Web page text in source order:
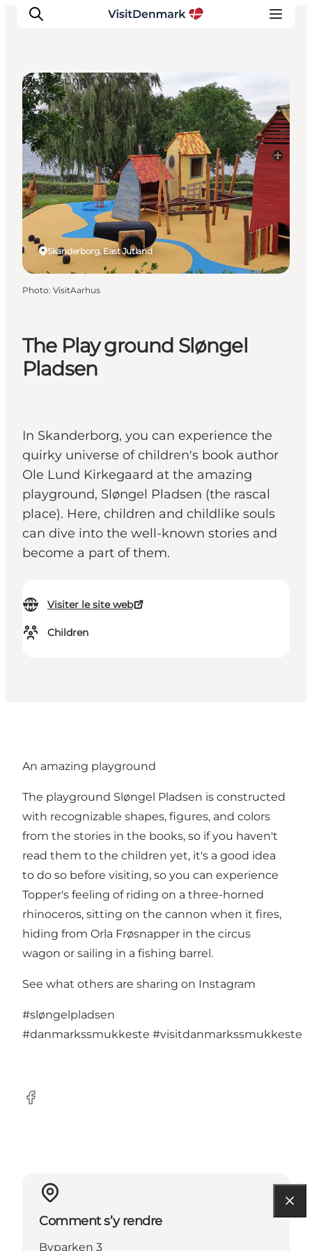
Inspirations
Destinations
Quoi faire
Hébergements
Planifiez votre voyage
The Play ground Sløngel
Pladsen
In Skanderborg, you can experience the
quirky universe of children's book author
Ole Lund Kirkegaard at the amazing
playground, Sløngel Pladsen (the rascal
place). Here, children and childlike souls
can dive into the well-known stories and
become a part of them.
Visiter le site web
Children
Skanderborg, East Jutland
Playgrounds
Photo: VisitAarhus
An amazing playground
The playground Sløngel Pladsen is constructed
with recognizable shapes, figures, and colors
from the stories in the books, so if you haven't
read them to the children yet, it's a good idea
to do so before visiting, so you can experience
Topper's feeling of riding on a three-horned
rhinoceros, sitting on the cannon when it fires,
hiding from Orla Frøsnapper in the circus
wagon or sailing in a fishing barrel.
See what others are sharing on Instagram
#sløngelpladsen
#danmarkssmukkeste #visitdanmarkssmukkeste
Facebook
Comment s’y rendre
Byparken 3